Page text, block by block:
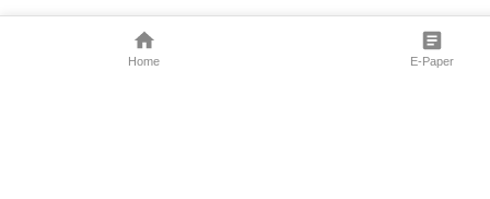
Home E-Paper